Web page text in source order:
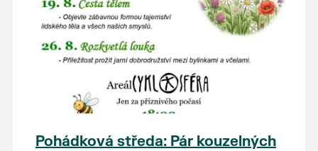
Pohádková středa: Pár kouzelných